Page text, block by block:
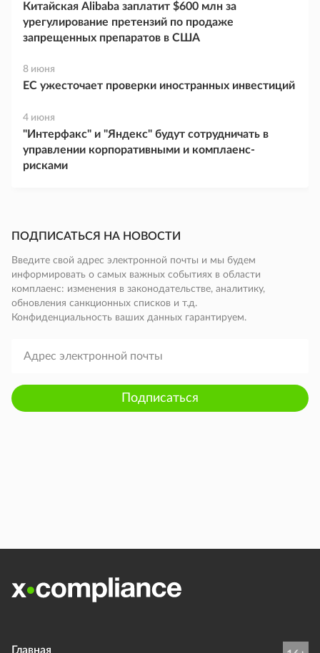
Китайская Alibaba заплатит $600 млн за
урегулирование претензий по продаже
запрещенных препаратов в США
8 июня
ЕС ужесточает проверки иностранных инвестиций
4 июня
"Интерфакс" и "Яндекс" будут сотрудничать в
управлении корпоративными и комплаенс-
рисками
ПОДПИСАТЬСЯ НА НОВОСТИ
Введите свой адрес электронной почты и мы будем
информировать о самых важных событиях в области
комплаенс: изменения в законодательстве, аналитику,
обновления санкционных списков и т.д.
Конфиденциальность ваших данных гарантируем.
Подписаться
Главная